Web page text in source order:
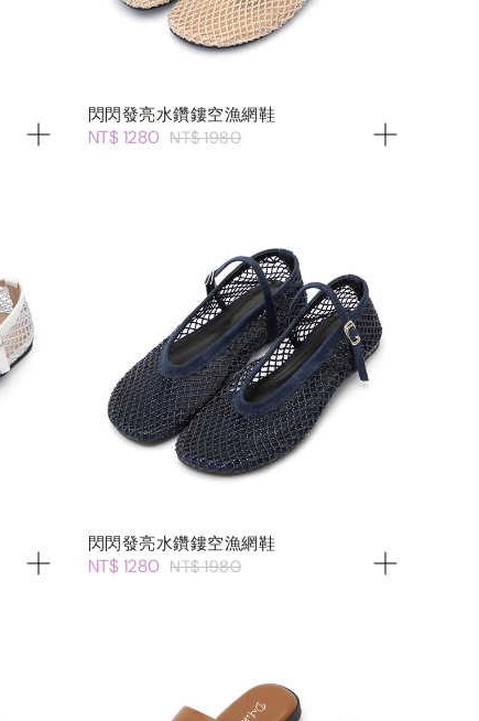
閃閃發亮水鑽鏤空漁網鞋
NT$ 1280 NT$ 1980
閃閃發亮水鑽鏤空漁網鞋
NT$ 1280 NT$ 1980